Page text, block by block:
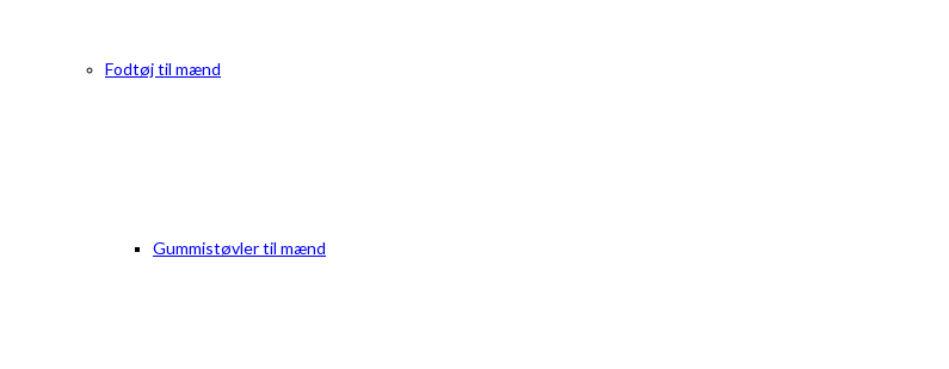
Fodtøj til mænd
Gummistøvler til mænd